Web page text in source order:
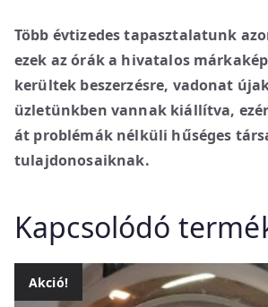
Több évtizedes tapasztalatunk
ezek az órák a hivatalos
kerültek beszerzésre, vadonat
üzletünkben vannak kiállítva,
át problémák nélküli hűséges
tulajdonosaiknak.
Kapcsolódó
Akció!